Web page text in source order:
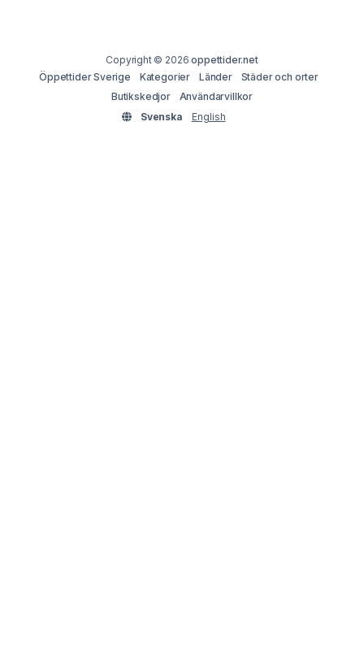
Copyright © 2026oppettider.net
Öppettider Sverige
Kategorier Länder
Städer och orter
Butikskedjor
Användarvillkor
Svenska
English